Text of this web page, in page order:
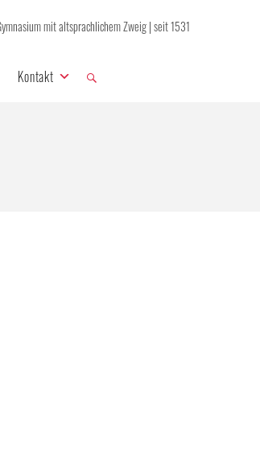
mit altsprachlichem Zweig | seit 1531
Kontakt